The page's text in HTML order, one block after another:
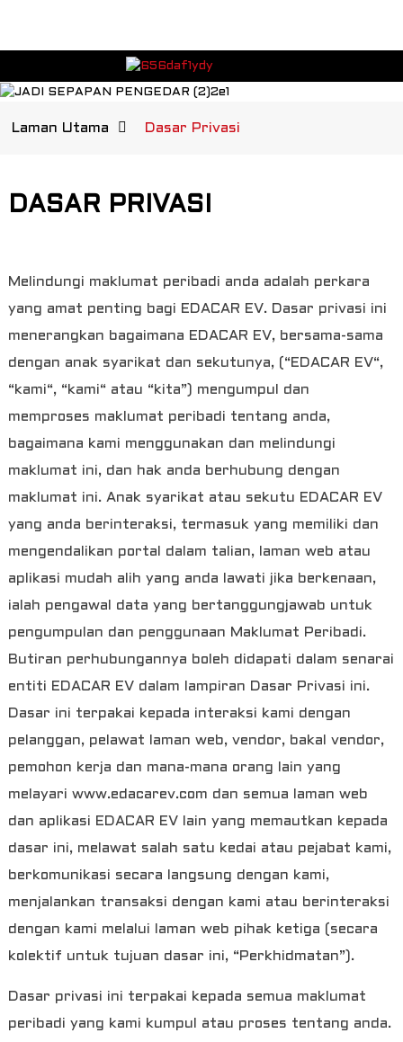
Laman Utama Dasar Privasi
DASAR PRIVASI
Melindungi maklumat peribadi anda adalah perkara
yang amat penting bagi EDACAR EV. Dasar privasi ini
menerangkan bagaimana EDACAR EV, bersama-sama
dengan anak syarikat dan sekutunya, (“EDACAR EV“,
“kami“, “kami“ atau “kita”) mengumpul dan
memproses maklumat peribadi tentang anda,
bagaimana kami menggunakan dan melindungi
maklumat ini, dan hak anda berhubung dengan
maklumat ini. Anak syarikat atau sekutu EDACAR EV
yang anda berinteraksi, termasuk yang memiliki dan
mengendalikan portal dalam talian, laman web atau
aplikasi mudah alih yang anda lawati jika berkenaan,
ialah pengawal data yang bertanggungjawab untuk
pengumpulan dan penggunaan Maklumat Peribadi.
Butiran perhubungannya boleh didapati dalam senarai
entiti EDACAR EV dalam lampiran Dasar Privasi ini.
Dasar ini terpakai kepada interaksi kami dengan
pelanggan, pelawat laman web, vendor, bakal vendor,
pemohon kerja dan mana-mana orang lain yang
melayari www.edacarev.com dan semua laman web
dan aplikasi EDACAR EV lain yang memautkan kepada
dasar ini, melawat salah satu kedai atau pejabat kami,
berkomunikasi secara langsung dengan kami,
menjalankan transaksi dengan kami atau berinteraksi
dengan kami melalui laman web pihak ketiga (secara
kolektif untuk tujuan dasar ini, “Perkhidmatan”).
Dasar privasi ini terpakai kepada semua maklumat
peribadi yang kami kumpul atau proses tentang anda.